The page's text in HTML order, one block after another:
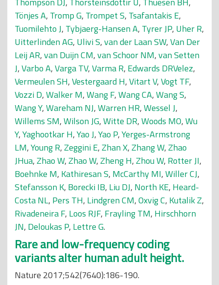
Tönjes A, Tromp G, Trompet S, Tsafantakis E,
Tuomilehto J, Tybjaerg-Hansen A, Tyrer JP, Uher R,
Uitterlinden AG, Ulivi S,van der Laan SW,Van Der
Leij AR,van Duijn CM,van Schoor NM,van Setten
J,Varbo A,Varga TV,Varma R, Edwards DRVelez,
Vermeulen SH,Vestergaard H,Vitart V,Vogt TF,
Vozzi D,Walker M,Wang F,Wang CA,Wang S,
Wang Y,Wareham NJ,Warren HR,Wessel J,
Willems SM,Wilson JG,Witte DR,Woods MO,Wu
Y,Yaghootkar H,Yao J,Yao P,Yerges-Armstrong
LM,Young R,Zeggini E,Zhan X,Zhang W,Zhao
JHua,Zhao W,Zhao W,Zheng H,Zhou W, Rotter JI,
Boehnke M, Kathiresan S, McCarthy MI,Willer CJ,
Stefansson K, Borecki IB, Liu DJ, North KE, Heard-
Costa NL, Pers TH, Lindgren CM,Oxvig C, Kutalik Z,
Rivadeneira F, Loos RJF, Frayling TM, Hirschhorn
JN, Deloukas P, Lettre G.
Rare and low-frequency coding
variants alter human adult height.
Nature 2017;542(7640):186-190.